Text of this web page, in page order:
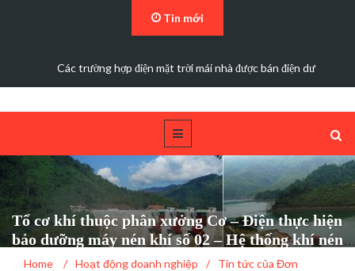
Tin mới
Các trường hợp điện mặt trời mái nhà được bán điện dư
Tổ cơ khí thuộc phân xưởng Cơ – Điện thực hiện
bảo dưỡng máy nén khí số 02 – Hệ thống khí nén
nhà máy.
Home / Hoạt động doanh nghiệp /
Tin tức của Đơn